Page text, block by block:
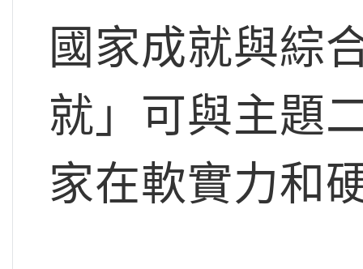
國家成就與綜
就」可與主題
家在軟實力和